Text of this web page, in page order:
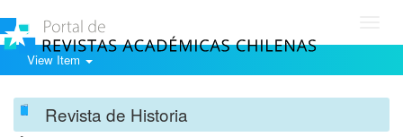
View Item
Revista de Historia